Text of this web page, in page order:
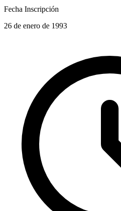
Fecha Inscripción
26 de enero de 1993